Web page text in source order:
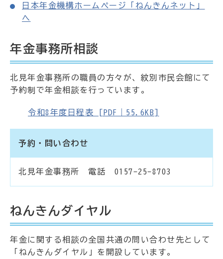
日本年金機構ホームページ「ねんきんネット」
へ
年金事務所相談
北見年金事務所の職員の方々が、紋別市民会館にて
予約制で年金相談を行っています。
令和8年度日程表 [PDF｜55.6KB]
予約・問い合わせ
北見年金事務所 電話 0157-25-8703
ねんきんダイヤル
年金に関する相談の全国共通の問い合わせ先として
「ねんきんダイヤル」を開設しています。